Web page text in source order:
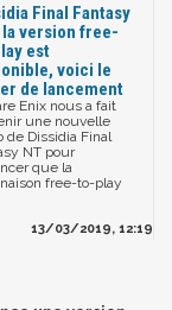
Final Fantasy
la version free-
est
voici le
de lancement
Enix nous a fait
une nouvelle
de Dissidia Final
NT pour
que la
free-to-play
13/03/2019, 12:19